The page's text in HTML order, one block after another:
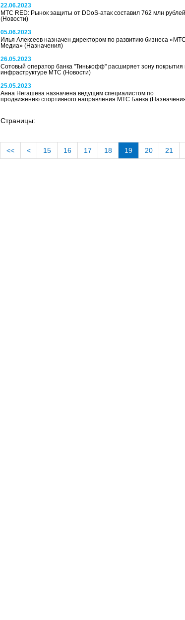
22.06.2023
МТС RED: Рынок защиты от DDoS-атак составил 762 млн рублей
(Новости)
05.06.2023
Илья Алексеев назначен директором по развитию бизнеса «МТС
Медиа» (Назначения)
26.05.2023
Сотовый оператор банка "Тинькофф" расширяет зону покрытия
инфраструктуре МТС (Новости)
25.05.2023
Анна Негашева назначена ведущим специалистом по
продвижению спортивного направления МТС Банка
Страницы:
<< < 15 16 17 18 19 20 21